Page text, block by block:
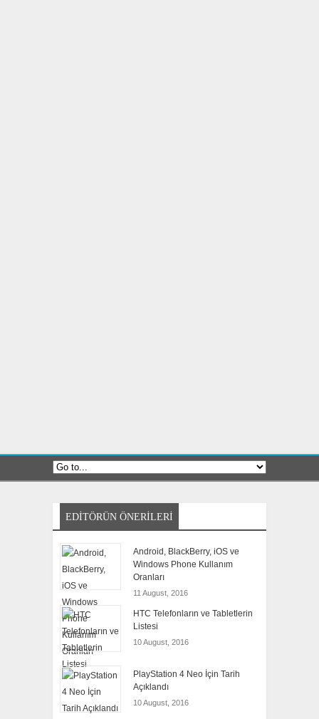
EDITÖRÜN ÖNERILERI
Android, BlackBerry, iOS ve
Windows Phone Kullanım
Oranları
11 August, 2016
HTC Telefonların ve Tabletlerin
Listesi
10 August, 2016
PlayStation 4 Neo İçin Tarih
Açıklandı
10 August, 2016